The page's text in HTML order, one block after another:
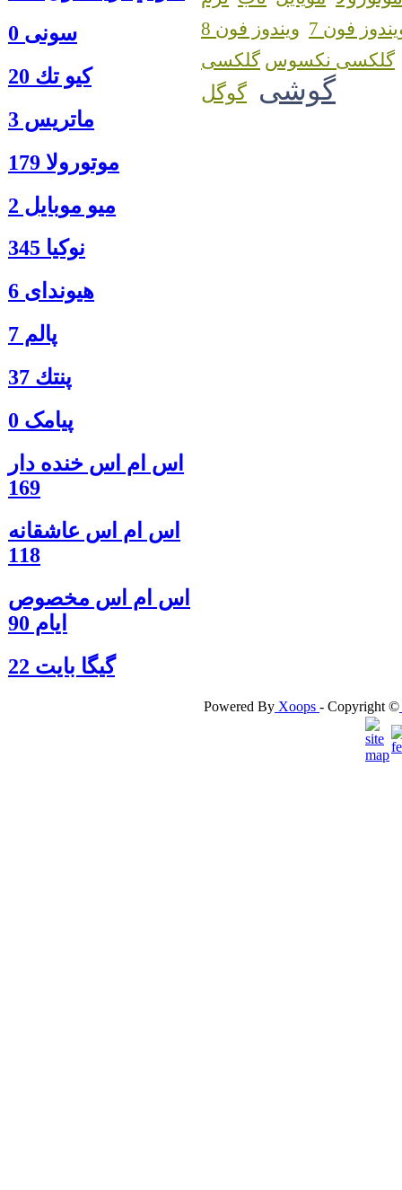
سونی 0
كيو تك 20
ماتريس 3
موتورولا 179
ميو موبايل 2
نوكيا 345
هیوندای 6
پالم 7
پنتك 37
پیامک 0
اس ام اس خنده دار
169
اس ام اس عاشقانه
118
اس ام اس مخصوص
ایام 90
گيگا بايت 22
فون 7
ویندوز فون 8
گلکسی نکسوس
گوشی گوگل
Powered By Xoops - Copyright ©